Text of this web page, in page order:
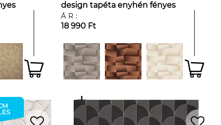
design tapéta enyhén fényes
fekete és szürke színvilágban
ÁR:
18 990 Ft